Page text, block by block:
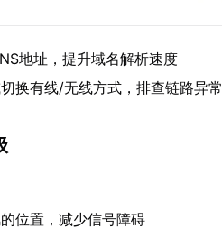
地址，提升域名解析速度
换有线/无线方式，排查链路异常
位置，减少信号障碍